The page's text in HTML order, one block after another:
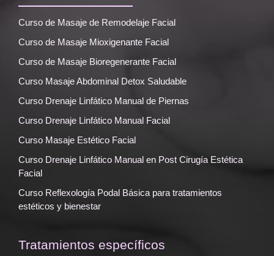
Curso de Masaje de Remodelaje Facial
Curso de Masaje Mioxigenante Facial
Curso de Masaje Bioregenerante Facial
Curso Masaje Abdominal Detox Saludable
Curso Drenaje Linfático Manual de Piernas
Curso Drenaje Linfático Manual Facial
Curso Masaje Estético Facial
Curso Drenaje Linfático Manual en Post Cirugía Estética
Facial
Curso Reflexología Podal Básica para tratamientos
estéticos y bienestar
Tratamientos específicos